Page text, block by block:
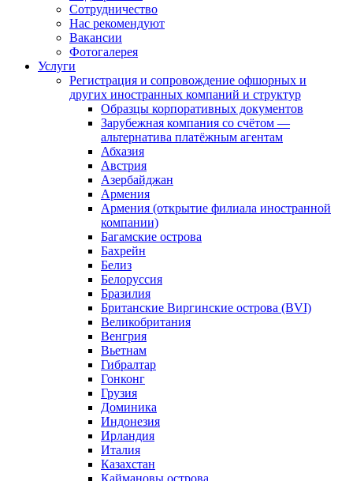
Сотрудничество
Нас рекомендуют
Вакансии
Фотогалерея
Услуги
Регистрация и сопровождение офшорных и
других иностранных компаний и структур
Образцы корпоративных документов
Зарубежная компания со счётом —
альтернатива платёжным агентам
Абхазия
Австрия
Азербайджан
Армения
Армения (открытие филиала иностранной
компании)
Багамские острова
Бахрейн
Белиз
Белоруссия
Бразилия
Британские Виргинские острова (BVI)
Великобритания
Венгрия
Вьетнам
Гибралтар
Гонконг
Грузия
Доминика
Индонезия
Ирландия
Италия
Казахстан
Каймановы острова